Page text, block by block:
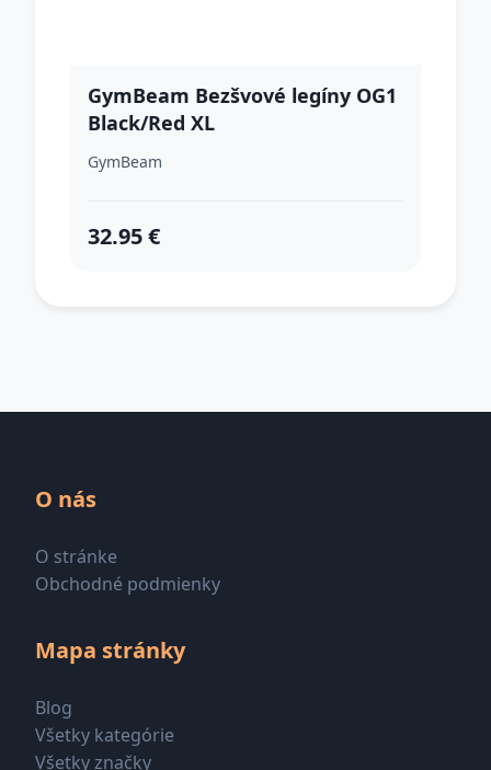
GymBeam Bezšvové legíny OG1
Black/Red XL
GymBeam
32.95 €
O nás
O stránke
Obchodné podmienky
Mapa stránky
Blog
Všetky kategórie
Všetky značky